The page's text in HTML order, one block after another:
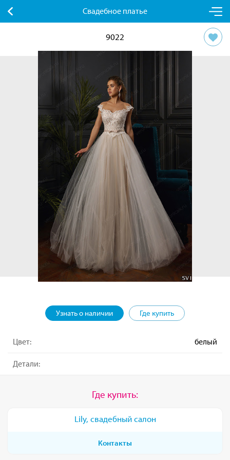
Свадебное платье
9022
Узнать о наличии Где купить
Цвет: белый
Детали:
Где купить:
Lily, свадебный салон
Контакты